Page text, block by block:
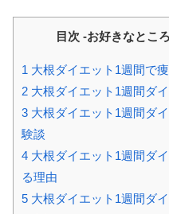
目次 -お好きなとこ
1 大根ダイエット1週間で
2 大根ダイエット1週間ダ
3 大根ダイエット1週間ダ
験談
4 大根ダイエット1週間ダ
る理由
5 大根ダイエット1週間ダ